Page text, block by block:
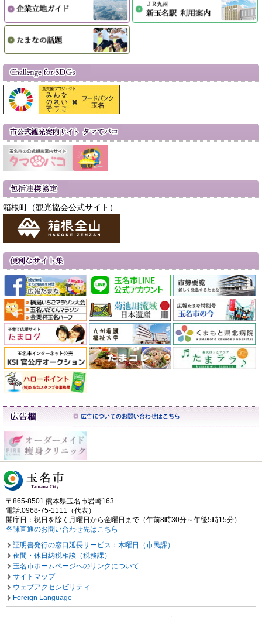
箱根町（観光協会公式サイト）
〒865-8501 熊本県玉名市岩崎163
電話:0968-75-1111（代表）
開庁日：祝日を除く月曜日から金曜日まで（午前8時30分～午後5時15分）
各課直通のお問い合わせ先はこちら
証明書発行の窓口延長サービス：木曜日（市民課）
夜間・休日納税相談（税務課）
玉名市ホームページへのリンクについて
サイトマップ
ウェブアクセシビリティ
Foreign Language